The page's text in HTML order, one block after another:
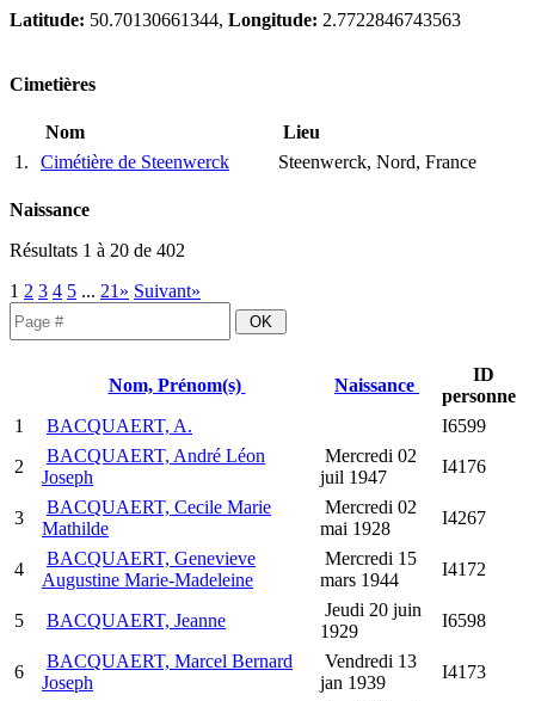
Latitude: 50.70130661344, Longitude: 2.7722846743563
Cimetières
Nom
Lieu
1.
Cimétière de Steenwerck Steenwerck, Nord, France
Naissance
Résultats 1 à 20 de 402
1 2 3 4 5 ... 21» Suivant»
Nom, Prénom(s) Naissance
ID
personne
1
BACQUAERT, A.
I6599
2
BACQUAERT, André Léon
Joseph
Mercredi 02
juil 1947
I4176
3
BACQUAERT, Cecile Marie
Mathilde
Mercredi 02
mai 1928
I4267
4
BACQUAERT, Genevieve
Augustine Marie-Madeleine
Mercredi 15
mars 1944
I4172
5 BACQUAERT, Jeanne
Jeudi 20 juin
1929
I6598
6
BACQUAERT, Marcel Bernard
Joseph
Vendredi 13
jan 1939
I4173